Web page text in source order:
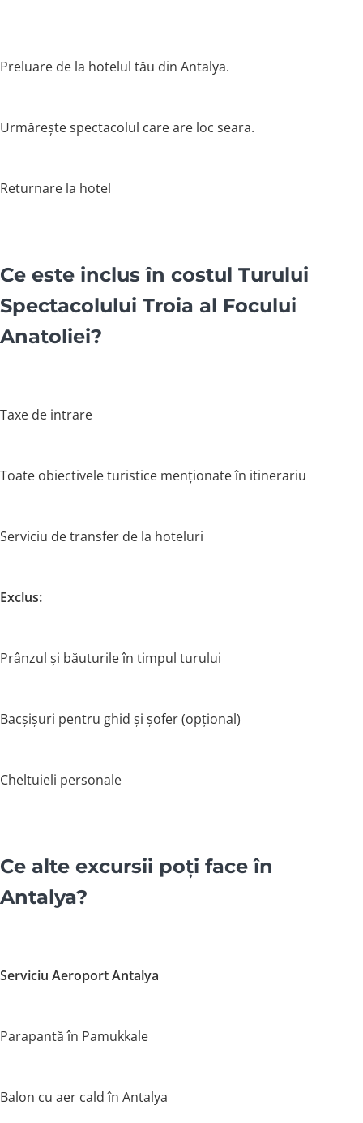
Preluare de la hotelul tău din Antalya.
Urmărește spectacolul care are loc seara.
Returnare la hotel
Ce este inclus în costul Turului
Spectacolului Troia al Focului
Anatoliei?
Taxe de intrare
Toate obiectivele turistice menționate în itinerariu
Serviciu de transfer de la hoteluri
Exclus:
Prânzul și băuturile în timpul turului
Bacșișuri pentru ghid și șofer (opțional)
Cheltuieli personale
Ce alte excursii poți face în
Antalya?
Serviciu Aeroport Antalya
Parapantă în Pamukkale
Balon cu aer cald în Antalya